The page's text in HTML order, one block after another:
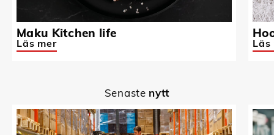
Maku Kitchen life
Läs mer Läs
Senaste nytt